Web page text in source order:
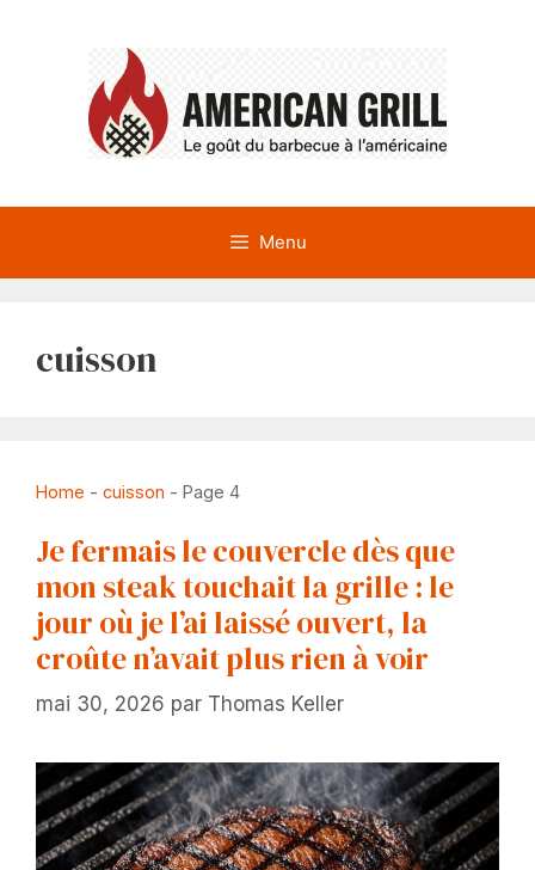
Menu
cuisson
Home - cuisson - Page 4
Je fermais le couvercle dès que
mon steak touchait la grille : le
jour où je l’ai laissé ouvert, la
croûte n’avait plus rien à voir
mai 30, 2026 par Thomas Keller